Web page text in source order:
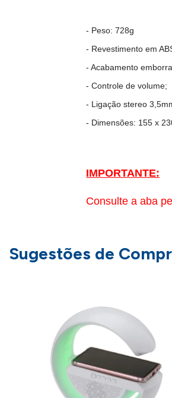
- Peso: 728g
- Revestimento em
- Acabamento
- Controle de volume;
- Ligação stereo
- Dimensões: 155 x
IMPORTANTE:
Consulte a aba
Sugestões de